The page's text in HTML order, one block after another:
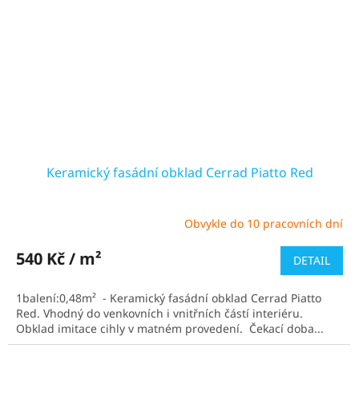
Keramický fasádní obklad Cerrad Piatto Red
produktu
z
5
hvězdiček.
Obvykle do 10 pracovních dní
540 Kč / m² DETAIL
1balení:0,48m² - Keramický fasádní obklad Cerrad Piatto
Red. Vhodný do venkovních i vnitřních částí interiéru.
Obklad imitace cihly v matném provedení. Čekací doba...